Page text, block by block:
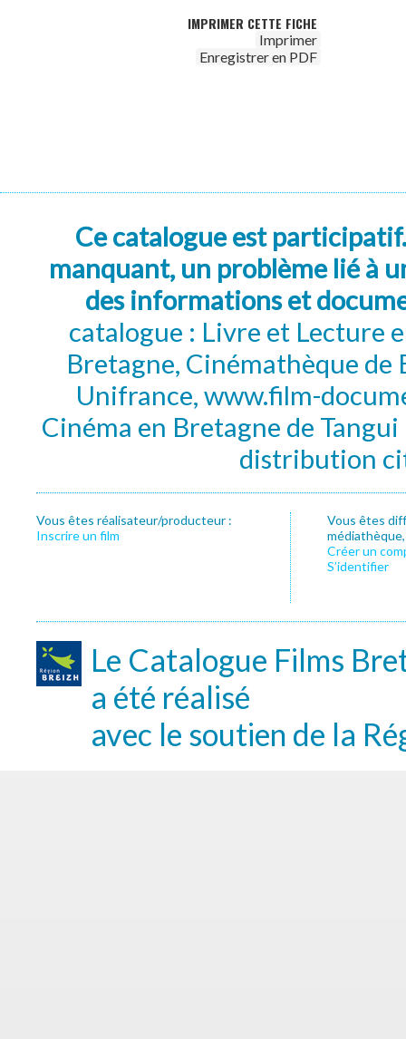
IMPRIMER CETTE FICHE
Imprimer
Enregistrer en PDF
Ce catalogue est
manquant, un problème lié à
des informations et
catalogue : Livre et Lecture
Bretagne, Cinémathèque de
Unifrance, www.film-
Cinéma en Bretagne de
distribution
Vous êtes réalisateur/producteur :
Inscrire un film
Vous êtes
Créer un
S’identifier
Le Catalogue Films
a été réalisé
avec le soutien de la